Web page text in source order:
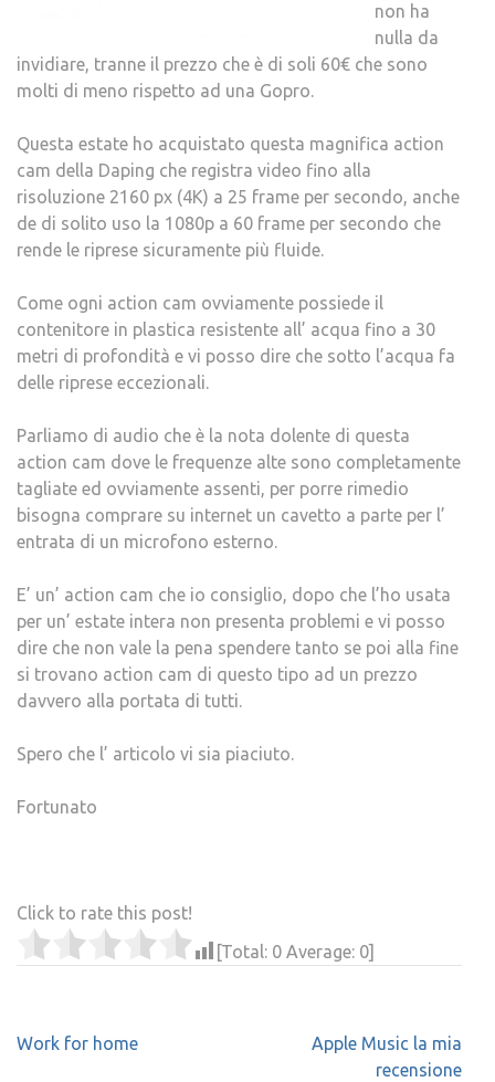
non ha
nulla da
invidiare, tranne il prezzo che è di soli 60€ che sono
molti di meno rispetto ad una Gopro.
Questa estate ho acquistato questa magnifica action
cam della Daping che registra video fino alla
risoluzione 2160 px (4K) a 25 frame per secondo, anche
de di solito uso la 1080p a 60 frame per secondo che
rende le riprese sicuramente più fluide.
Come ogni action cam ovviamente possiede il
contenitore in plastica resistente all’ acqua fino a 30
metri di profondità e vi posso dire che sotto l’acqua fa
delle riprese eccezionali.
Parliamo di audio che è la nota dolente di questa
action cam dove le frequenze alte sono completamente
tagliate ed ovviamente assenti, per porre rimedio
bisogna comprare su internet un cavetto a parte per l’
entrata di un microfono esterno.
E’ un’ action cam che io consiglio, dopo che l’ho usata
per un’ estate intera non presenta problemi e vi posso
dire che non vale la pena spendere tanto se poi alla fine
si trovano action cam di questo tipo ad un prezzo
davvero alla portata di tutti.
Spero che l’ articolo vi sia piaciuto.
Fortunato
Click to rate this post!
[Total: 0 Average: 0]
Navigazione
Work for home
Apple Music la mia
recensione